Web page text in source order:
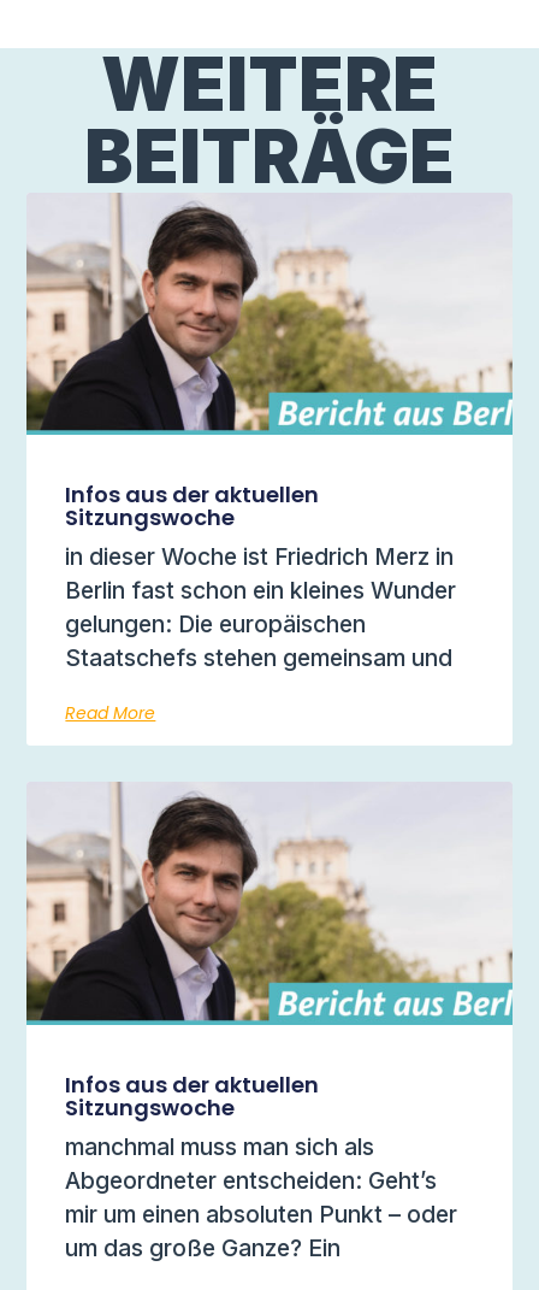
WEITERE
BEITRÄGE
Infos aus der aktuellen
Sitzungswoche
in dieser Woche ist Friedrich Merz in
Berlin fast schon ein kleines Wunder
gelungen: Die europäischen
Staatschefs stehen gemeinsam und
Read More
Infos aus der aktuellen
Sitzungswoche
manchmal muss man sich als
Abgeordneter entscheiden: Geht’s
mir um einen absoluten Punkt – oder
um das große Ganze? Ein